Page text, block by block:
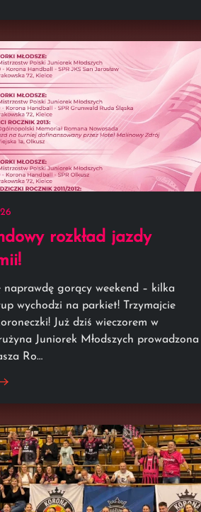
rozkład jazdy
naprawdę gorący weekend – kilka
wychodzi na parkiet! Trzymajcie
Już dziś wieczorem w
Juniorek Młodszych prowadzona
Ro…